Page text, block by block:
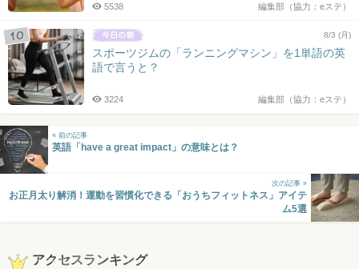
編集部（協力：eステ）
5538
8/3 (月)
スポーツジムの「ランニングマシン」を1単語の英
語で言うと？
編集部（協力：eステ）
3224
« 前の記事
英語「have a great impact」の意味とは？
次の記事 »
お正月太り解消！運動を習慣化できる「おうちフィットネス」アイテ
ム5選
アクセスランキング